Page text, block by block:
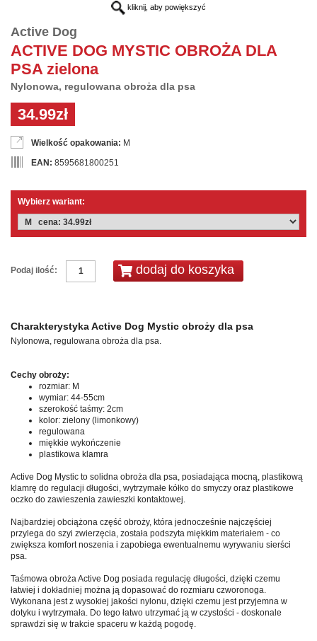
kliknij, aby powiększyć
Active Dog
ACTIVE DOG MYSTIC OBROŻA DLA
PSA zielona
Nylonowa, regulowana obroża dla psa
34.99zł
Wielkość opakowania: M
EAN: 8595681800251
Wybierz wariant:
Podaj ilość:
Charakterystyka Active Dog Mystic obroży dla psa
Nylonowa, regulowana obroża dla psa.
Cechy obroży:
rozmiar: M
wymiar: 44-55cm
szerokość taśmy: 2cm
kolor: zielony (limonkowy)
regulowana
miękkie wykończenie
plastikowa klamra
Active Dog Mystic to solidna obroża dla psa, posiadająca mocną, plastikową
klamrę do regulacji długości, wytrzymałe kółko do smyczy oraz plastikowe
oczko do zawieszenia zawieszki kontaktowej.
Najbardziej obciążona część obroży, która jednocześnie najczęściej
przylega do szyi zwierzęcia, została podszyta miękkim materiałem - co
zwiększa komfort noszenia i zapobiega ewentualnemu wyrywaniu sierści
psa.
Taśmowa obroża Active Dog posiada regulację długości, dzięki czemu
łatwiej i dokładniej można ją dopasować do rozmiaru czworonoga.
Wykonana jest z wysokiej jakości nylonu, dzięki czemu jest przyjemna w
dotyku i wytrzymała. Do tego łatwo utrzymać ją w czystości - doskonale
sprawdzi się w trakcie spaceru w każdą pogodę.